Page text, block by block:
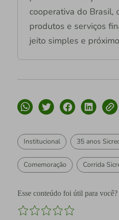
cooperativa do Brasil,
produtos e serviços
jeito simples e
Institucional 35 anos
Comemoração Corrida
Esse conteúdo foi útil para você?